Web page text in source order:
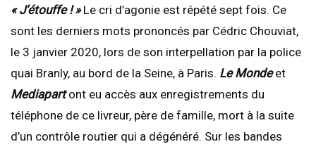
« J’étouffe ! »Le cri d’agonie est répété sept fois. Ce
sont les derniers mots prononcés par Cédric Chouviat,
le 3 janvier 2020, lors de son interpellation par la police
quai Branly, au bord de la Seine, à Paris. Le Mondeet
Mediapartont eu accès aux enregistrements du
téléphone de ce livreur, père de famille, mort à la suite
d’un contrôle routier qui a dégénéré. Sur les bandes